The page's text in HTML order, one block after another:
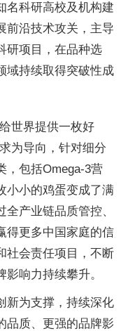
名科研高校及机构建
前沿技术攻关，主导
研项目，在品种选
域持续取得突破性成
世界提供一枚好
为导向，针对细分
，包括Omega-3营
小小的鸡蛋变成了满
全产业链品质管控、
得更多中国家庭的信
社会责任项目，不断
响力持续攀升。
新为支撑，持续深化
品质、更强的品牌影